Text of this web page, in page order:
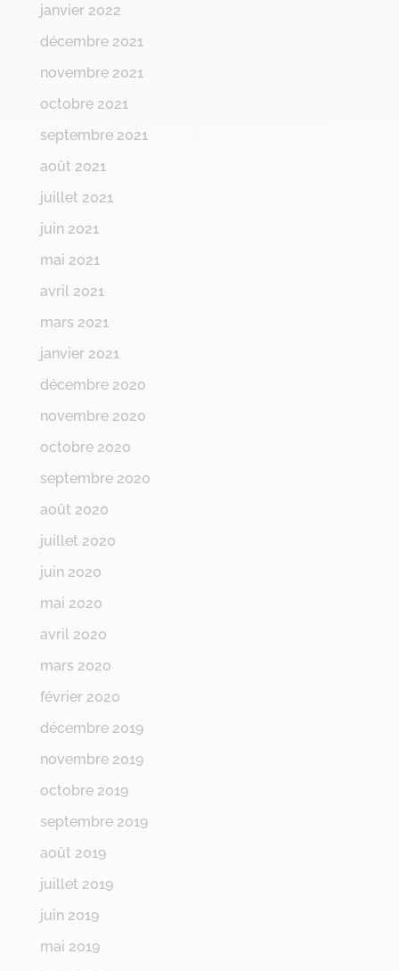
janvier 2022
décembre 2021
novembre 2021
octobre 2021
septembre 2021
août 2021
juillet 2021
juin 2021
mai 2021
avril 2021
mars 2021
janvier 2021
décembre 2020
novembre 2020
octobre 2020
septembre 2020
août 2020
juillet 2020
juin 2020
mai 2020
avril 2020
mars 2020
février 2020
décembre 2019
novembre 2019
octobre 2019
septembre 2019
août 2019
juillet 2019
juin 2019
mai 2019